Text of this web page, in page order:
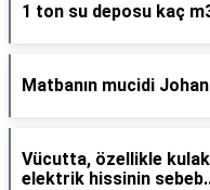
1 ton su deposu kaç
Matbanın mucidi
Vücutta, özellikle
elektrik hissinin